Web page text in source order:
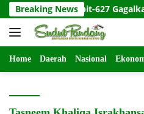
Langsung
ke
konten
Breaking News
KRI Kerambit-627 Gagalkan
Home Daerah Nasional